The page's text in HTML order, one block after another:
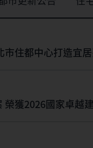
市住都中心打造宜
獲2026國家卓越